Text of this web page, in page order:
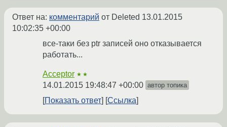
Ответ на: комментарий от Deleted 13.01.2015
10:02:35 +00:00
все-таки без ptr записей оно отказывается
работать...
Acceptor ★★
14.01.2015 19:48:47 +00:00 автор топика
Показать ответ Ссылка